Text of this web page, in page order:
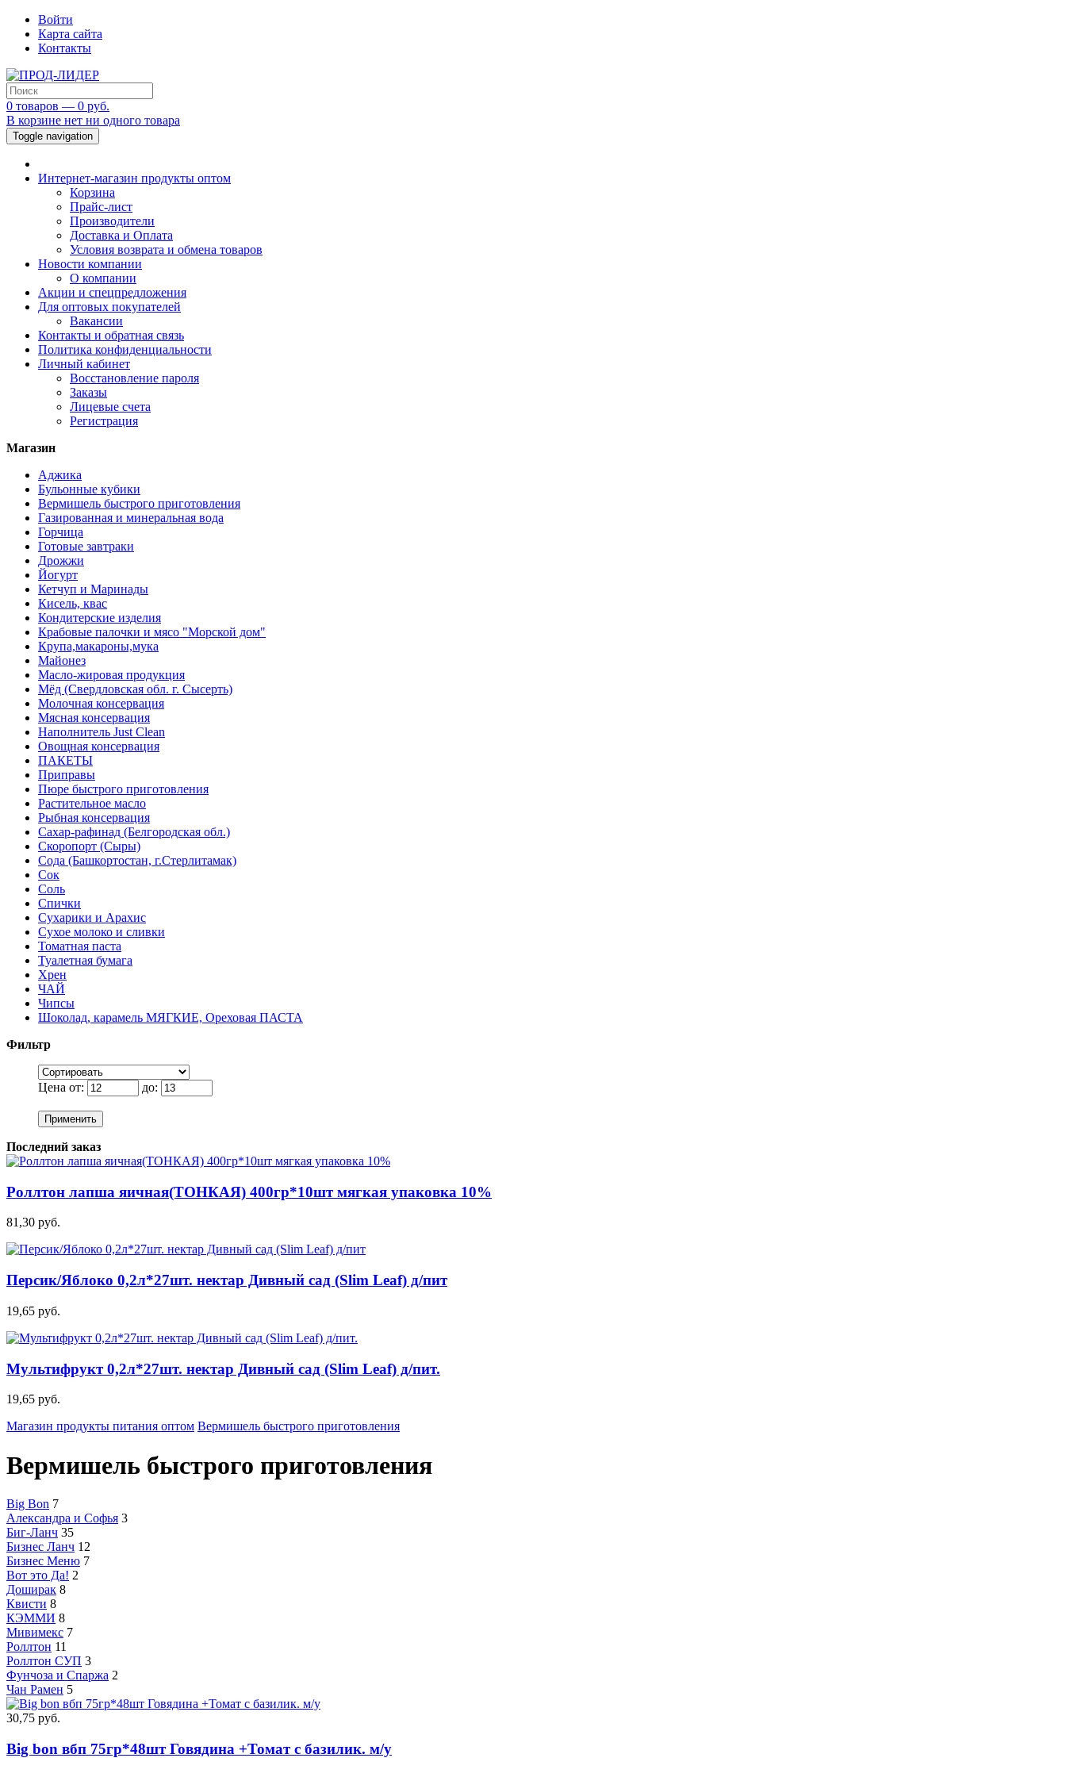
Войти
Карта сайта
Контакты
0 товаров — 0 руб.
В корзине нет ни одного товара
Toggle navigation
Интернет-магазин продукты оптом
Корзина
Прайс-лист
Производители
Доставка и Оплата
Условия возврата и обмена товаров
Новости компании
О компании
Акции и спецпредложения
Для оптовых покупателей
Вакансии
Контакты и обратная связь
Политика конфиденциальности
Личный кабинет
Восстановление пароля
Заказы
Лицевые счета
Регистрация
Магазин
Аджика
Бульонные кубики
Вермишель быстрого приготовления
Газированная и минеральная вода
Горчица
Готовые завтраки
Дрожжи
Йогурт
Кетчуп и Маринады
Кисель, квас
Кондитерские изделия
Крабовые палочки и мясо "Морской дом"
Крупа,макароны,мука
Майонез
Масло-жировая продукция
Мёд (Свердловская обл. г. Сысерть)
Молочная консервация
Мясная консервация
Наполнитель Just Clean
Овощная консервация
ПАКЕТЫ
Приправы
Пюре быстрого приготовления
Растительное масло
Рыбная консервация
Сахар-рафинад (Белгородская обл.)
Скоропорт (Сыры)
Сода (Башкортостан, г.Стерлитамак)
Сок
Соль
Спички
Сухарики и Арахис
Сухое молоко и сливки
Томатная паста
Туалетная бумага
Хрен
ЧАЙ
Чипсы
Шоколад, карамель МЯГКИЕ, Ореховая ПАСТА
Фильтр
Цена от: до:
Применить
Последний заказ
Роллтон лапша яичная(ТОНКАЯ) 400гр*10шт мягкая упаковка 10%
81,30 руб.
Персик/Яблоко 0,2л*27шт. нектар Дивный сад (Slim Leaf) д/пит
19,65 руб.
Мультифрукт 0,2л*27шт. нектар Дивный сад (Slim Leaf) д/пит.
19,65 руб.
Магазин продукты питания оптом Вермишель быстрого приготовления
Вермишель быстрого приготовления
Big Bon 7
Александра и Софья 3
Биг-Ланч 35
Бизнес Ланч 12
Бизнес Меню 7
Вот это Да! 2
Доширак 8
Квисти 8
КЭММИ 8
Мивимекс 7
Роллтон 11
Роллтон СУП 3
Фунчоза и Спаржа 2
Чан Рамен 5
30,75 руб.
Big bon вбп 75гр*48шт Говядина +Томат с базилик. м/у